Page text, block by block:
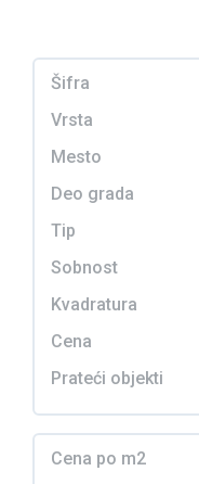
Šifra
Vrsta
Mesto
Deo grada
Tip
Sobnost
Kvadratura
Cena
Prateći objekti
Cena po m2